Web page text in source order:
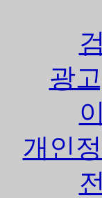
광
개인